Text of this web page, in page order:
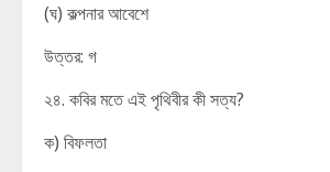
(ঘ) কল্পনার আবেশে
উত্তর: গ
২৪. কবির মতে এই পৃথিবীর কী সত্য?
ক) বিফলতা